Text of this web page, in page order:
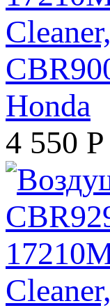
Honda
4 550 Р